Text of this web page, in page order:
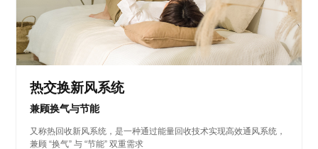
热交换新风系统
兼顾换气与节能
又称热回收新风系统，是一种通过能量回收技术实现高效通风系统，
兼顾 “换气” 与 “节能” 双重需求